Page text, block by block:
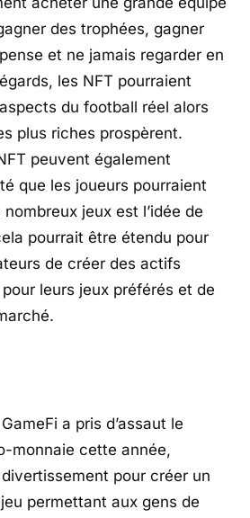
des trophées, gagner
et ne jamais regarder en
les NFT pourraient
du football réel alors
plus riches prospèrent.
peuvent également
que les joueurs pourraient
jeux est l’idée de
pourrait être étendu pour
de créer des actifs
leurs jeux préférés et de
a pris d’assaut le
monnaie cette année,
pour créer un
permettant aux gens de